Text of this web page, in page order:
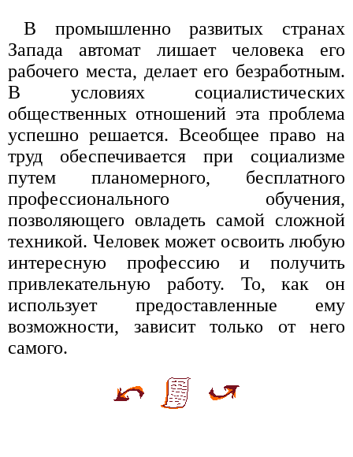
В промышленно развитых странах
Запада автомат лишает человека его
рабочего места, делает его безработным.
В условиях социалистических
общественных отношений эта проблема
успешно решается. Всеобщее право на
труд обеспечивается при социализме
путем планомерного, бесплатного
профессионального обучения,
позволяющего овладеть самой сложной
техникой. Человек может освоить любую
интересную профессию и получить
привлекательную работу. То, как он
использует предоставленные ему
возможности, зависит только от него
самого.